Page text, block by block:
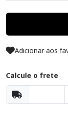
Adicionar aos
Calcule o frete